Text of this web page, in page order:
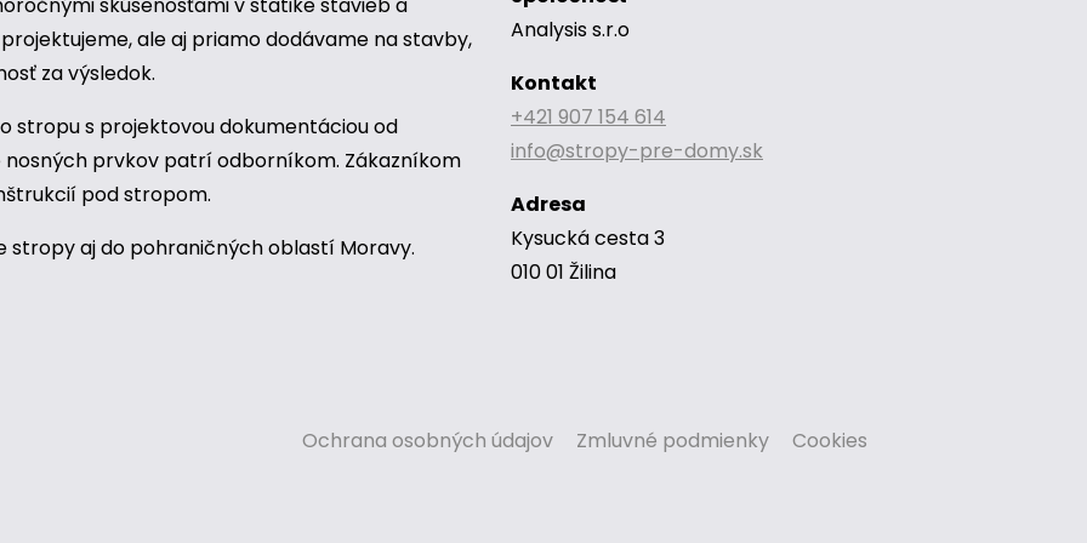
skúsenosťami v statike stavieb a
ale aj priamo dodávame na stavby,
za výsledok.
stropu s projektovou dokumentáciou od
prvkov patrí odborníkom. Zákazníkom
pod stropom.
stropy aj do pohraničných oblastí Moravy.
Analysis s.r.o
Kontakt
+421 907 154 614
info@stropy-pre-domy.sk
Adresa
Kysucká cesta 3
010 01 Žilina
Ochrana osobných údajov Zmluvné podmienky Cookies